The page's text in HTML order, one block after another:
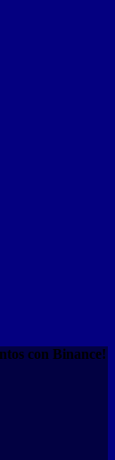
con Binance!